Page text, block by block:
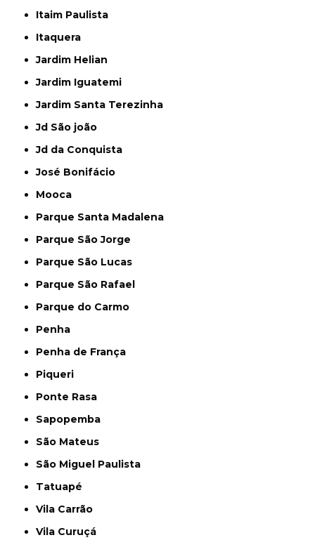
Itaim Paulista
Itaquera
Jardim Helian
Jardim Iguatemi
Jardim Santa Terezinha
Jd São joão
Jd da Conquista
José Bonifácio
Mooca
Parque Santa Madalena
Parque São Jorge
Parque São Lucas
Parque São Rafael
Parque do Carmo
Penha
Penha de França
Piqueri
Ponte Rasa
Sapopemba
São Mateus
São Miguel Paulista
Tatuapé
Vila Carrão
Vila Curuçá